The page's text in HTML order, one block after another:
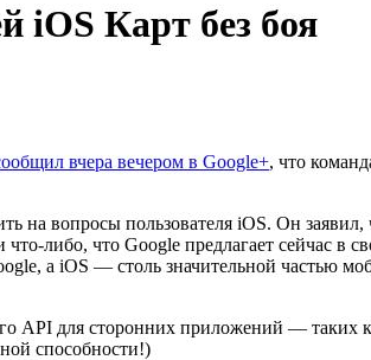
iOS Карт без боя
вчера вечером в Google+, что
на вопросы пользователя iOS. Он
либо, что Google предлагает сейчас в
а iOS — столь значительной частью
API для сторонних приложений — таких
способности!)